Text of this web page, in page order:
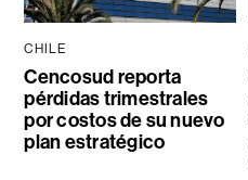
CHILE
Cencosud reporta
pérdidas trimestrales
por costos de su nuevo
plan estratégico